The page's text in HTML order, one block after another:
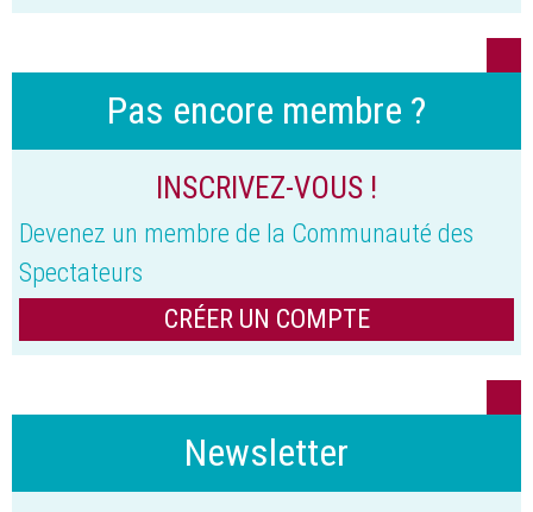
Pas encore membre ?
INSCRIVEZ-VOUS !
Devenez un membre de la Communauté des
Spectateurs
CRÉER UN COMPTE
Newsletter